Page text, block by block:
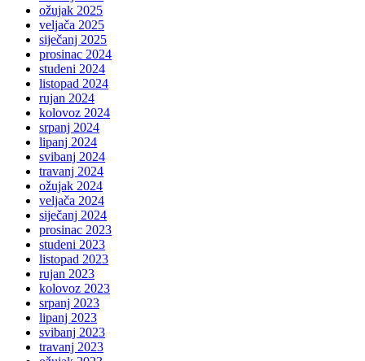
ožujak 2025
veljača 2025
siječanj 2025
prosinac 2024
studeni 2024
listopad 2024
rujan 2024
kolovoz 2024
srpanj 2024
lipanj 2024
svibanj 2024
travanj 2024
ožujak 2024
veljača 2024
siječanj 2024
prosinac 2023
studeni 2023
listopad 2023
rujan 2023
kolovoz 2023
srpanj 2023
lipanj 2023
svibanj 2023
travanj 2023